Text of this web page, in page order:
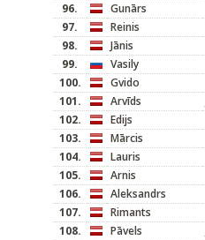
96.
Gunārs
97.
Reinis
98.
Jānis
99.
Vasily
100.
Gvido
101.
Arvīds
102.
Edijs
103.
Mārcis
104.
Lauris
105.
Arnis
106.
Aleksandrs
107.
Rimants
108.
Pāvels